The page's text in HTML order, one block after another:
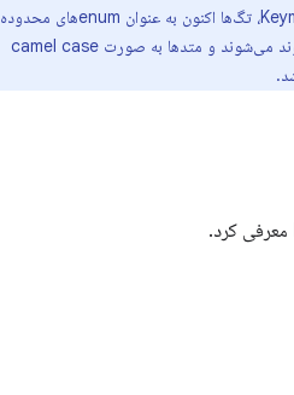
(HIDL) تولید شده است، نام‌های تگ و متد در اندروید ۸.۰ تغییر کرده‌اند. مانند سایر enumهای Keymaster، تگ‌ها اکنون به عنوان enumهای محدوده
پیشوند می‌شوند و متدها به صورت camel case